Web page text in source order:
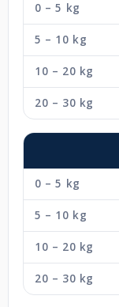
0 – 5 kg
5 – 10 kg
10 – 20 kg
20 – 30 kg
0 – 5 kg
5 – 10 kg
10 – 20 kg
20 – 30 kg